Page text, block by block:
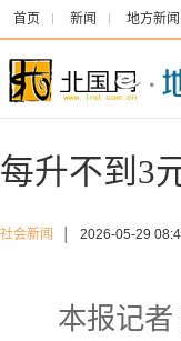
首页 新闻 地方新闻
每升不到3
社会新闻 2026-05-29
本报记者